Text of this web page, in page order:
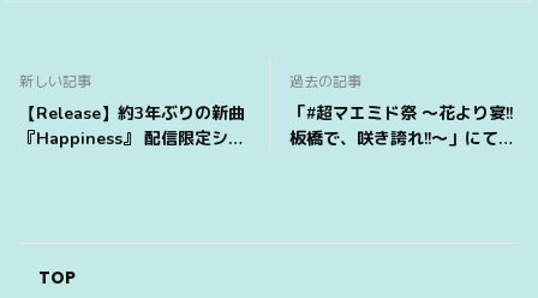
新しい記事
【Release】約3年ぶりの新曲
『Happiness』 配信限定シン
過去の記事
「#超マエミド祭 〜花より宴!!
板橋で、咲き誇れ!!〜」にて販
TOP